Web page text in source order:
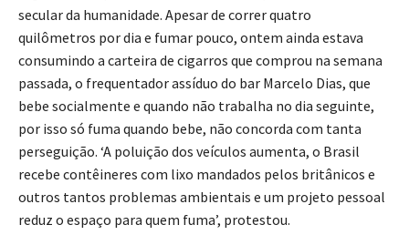
secular da humanidade. Apesar de correr quatro
quilômetros por dia e fumar pouco, ontem ainda estava
consumindo a carteira de cigarros que comprou na semana
passada, o frequentador assíduo do bar Marcelo Dias, que
bebe socialmente e quando não trabalha no dia seguinte,
por isso só fuma quando bebe, não concorda com tanta
perseguição. ‘A poluição dos veículos aumenta, o Brasil
recebe contêineres com lixo mandados pelos britânicos e
outros tantos problemas ambientais e um projeto pessoal
reduz o espaço para quem fuma’, protestou.